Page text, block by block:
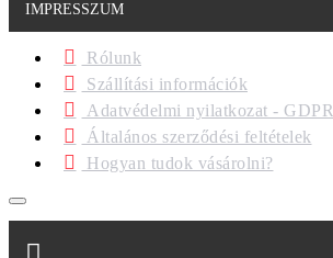
IMPRESSZUM
Rólunk
Szállítási információk
Adatvédelmi nyilatkozat - GDPR
Általános szerződési feltételek
Hogyan tudok vásárolni?